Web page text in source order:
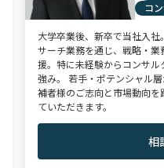
コ
大学卒業後、新卒で当社入
サーチ業務を通じ、戦略・
援。特に未経験からコンサ
強み。 若手・ポテンシャル
補者様のご志向と市場動向
ていただきます。
相